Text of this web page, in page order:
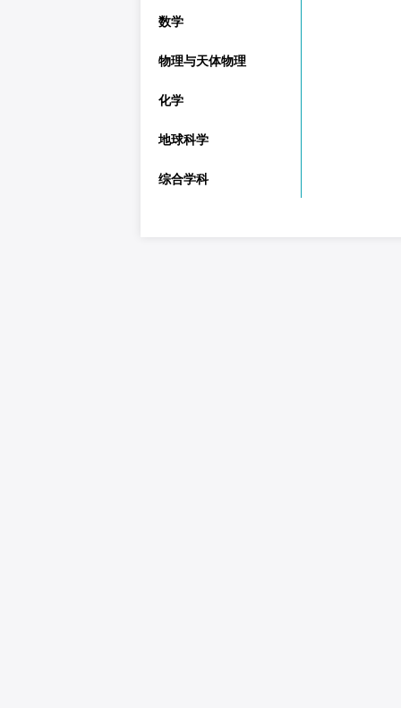
数学
物理与天体物理
化学
地球科学
综合学科